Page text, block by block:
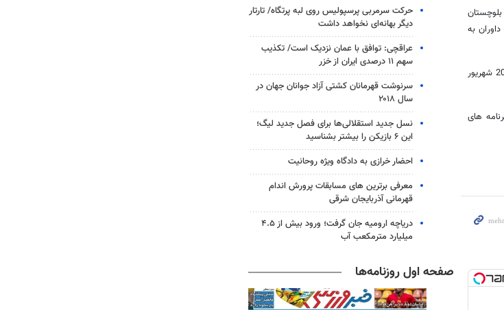
و بلوچستان
به
مدیر کل فرهنگ و ارشاد اسلامی سیستان و بلوچستان بیان داشت: علاقمندان به شرکت در این همایش تا 20 شهریور
های
حرکت سرمربی پرسپولیس روی لبه پرتگاه/ تارتار
دیگر بهانه‌ای نخواهد داشت
عراقچی: توافق با عمان نزدیک است/ تکذیب
سهم ۱۱ درصدی ایران از خزر
سرنوشت قهرمانان کشتی آزاد جوانان جهان در
سال ۲۰۱۸
نسل جدید استقلالی‌ها برای فصل جدید لیگ؛
این ۶ بازیکن را بیشتر بشناسید
احضار خرازی به دادگاه ویژه روحانیت
معرفی برترین های مسابقات پرورش اندام
قهرمانی آذربایجان شرقی
دریاچه ارومیه جان گرفت؛ ورود بیش از ۴.۵
میلیارد مترمکعب آب
صفحه اول روزنامه‌ها